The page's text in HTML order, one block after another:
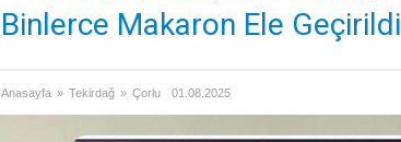
Binlerce Makaron Ele Geçirildi
Anasayfa » Tekirdağ » Çorlu 01.08.2025